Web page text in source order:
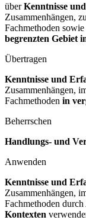
überKenntnisse
Zusammenhängen,
Fachmethoden
begrenzten Gebiet
Übertragen
Kenntnisse und
Zusammenhängen,
Fachmethoden in
Beherrschen
Handlungs- und
Anwenden
Kenntnisse und
Zusammenhängen,
Fachmethoden
Kontexten